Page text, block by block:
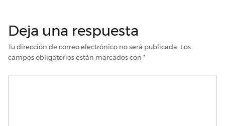
Deja una respuesta
Tu dirección de correo electrónico no será publicada. Los
campos obligatorios están marcados con *